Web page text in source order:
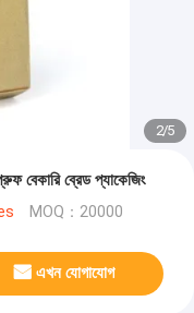
2/5
বেকারি ব্রেড প্যাকেজিং
MOQ：20000
এখন যোগাযোগ